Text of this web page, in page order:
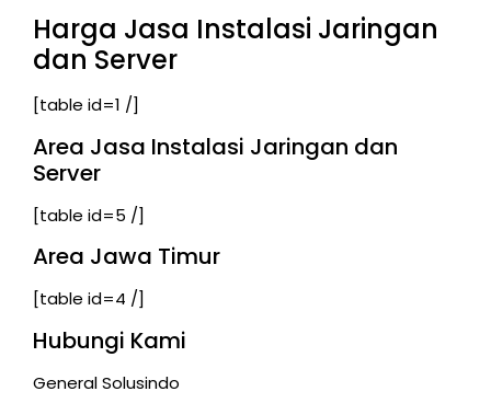
Harga Jasa Instalasi Jaringan
dan Server
[table id=1 /]
Area Jasa Instalasi Jaringan dan
Server
[table id=5 /]
Area Jawa Timur
[table id=4 /]
Hubungi Kami
General Solusindo